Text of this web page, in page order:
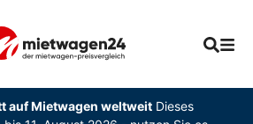
auf Mietwagen weltweitDieses